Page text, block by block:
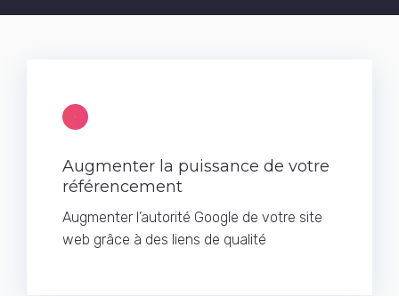
Augmenter la puissance de votre
référencement
Augmenter l’autorité Google de votre site
web grâce à des liens de qualité